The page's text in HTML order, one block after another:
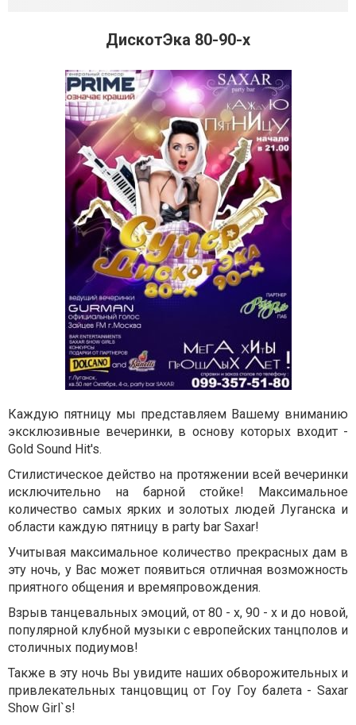
ДискотЭка 80-90-х
Каждую пятницу мы представляем Вашему вниманию
эксклюзивные вечеринки, в основу которых входит -
Gold Sound Hit's.
Стилистическое действо на протяжении всей вечеринки
исключительно на барной стойке! Максимальное
количество самых ярких и золотых людей Луганска и
области каждую пятницу в party bar Saxar!
Учитывая максимальное количество прекрасных дам в
эту ночь, у Вас может появиться отличная возможность
приятного общения и времяпровождения.
Взрыв танцевальных эмоций, от 80 - х, 90 - х и до новой,
популярной клубной музыки с европейских танцполов и
столичных подиумов!
Также в эту ночь Вы увидите наших обворожительных и
привлекательных танцовщиц от Гоу Гоу балета - Saxar
Show Girl`s!